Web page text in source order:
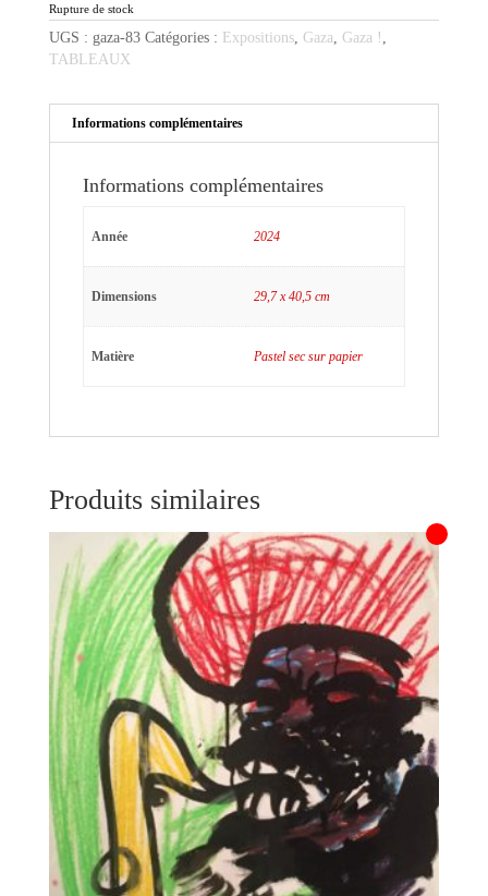
Rupture de stock
UGS : gaza-83 Catégories : Expositions, Gaza Gaza !
TABLEAUX
Informations complémentaires
Informations complémentaires
Année 2024
Dimensions 29,7 x 40,5 cm
Matière Pastel sec sur papier
Produits similaires